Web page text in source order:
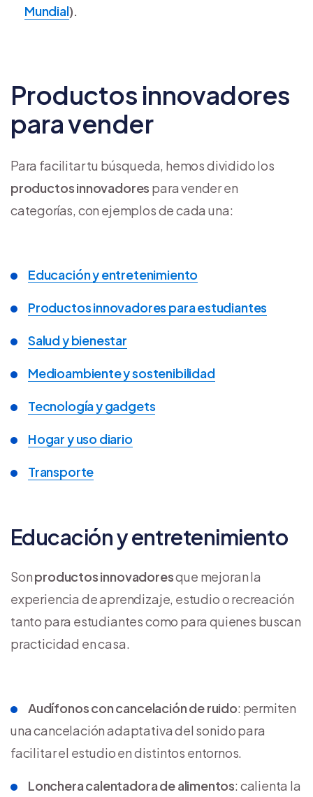
Mundial).
Productos innovadores
para vender
Para facilitar tu búsqueda, hemos dividido los
productos innovadores para vender en
categorías, con ejemplos de cada una:
Educación y entretenimiento
Productos innovadores para estudiantes
Salud y bienestar
Medioambiente y sostenibilidad
Tecnología y gadgets
Hogar y uso diario
Transporte
Educación y entretenimiento
Sonproductos innovadoresque mejoran la
experiencia de aprendizaje, estudio o recreación
tanto para estudiantes como para quienes buscan
practicidad en casa.
Audífonos con cancelación de ruido: permiten
una cancelación adaptativa del sonido para
facilitar el estudio en distintos entornos.
Lonchera calentadora de alimentos: calienta la